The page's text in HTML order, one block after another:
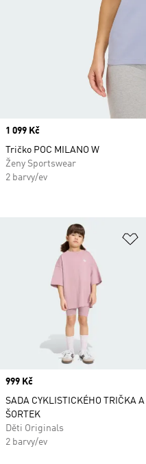
Price
999 Kč
SADA CYKLISTICKÉHO TRIČKA A
ŠORTEK
Děti Originals
2 barvy/ev
Price
1 099 Kč
Tričko POC MILANO W
Ženy Sportswear
2 barvy/ev